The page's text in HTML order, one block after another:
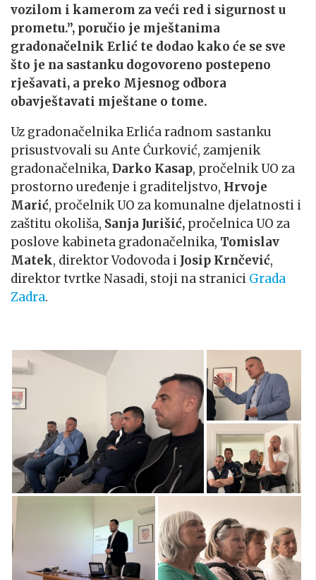
vozilom i kamerom za veći red i sigurnost u
prometu.”, poručio je mještanima
gradonačelnik Erlić te dodao kako će se sve
što je na sastanku dogovoreno postepeno
rješavati, a preko Mjesnog odbora
obavještavati mještane o tome.
Uz gradonačelnika Erlića radnom sastanku
prisustvovali su Ante Ćurković, zamjenik
gradonačelnika, Darko Kasap, pročelnik UO za
prostorno uređenje i graditeljstvo, Hrvoje
Marić, pročelnik UO za komunalne djelatnosti i
zaštitu okoliša, Sanja Jurišić, pročelnica UO za
poslove kabineta gradonačelnika, Tomislav
Matek, direktor Vodovoda i Josip Krnčević,
direktor tvrtke Nasadi, stoji na stranici Grada
Zadra.